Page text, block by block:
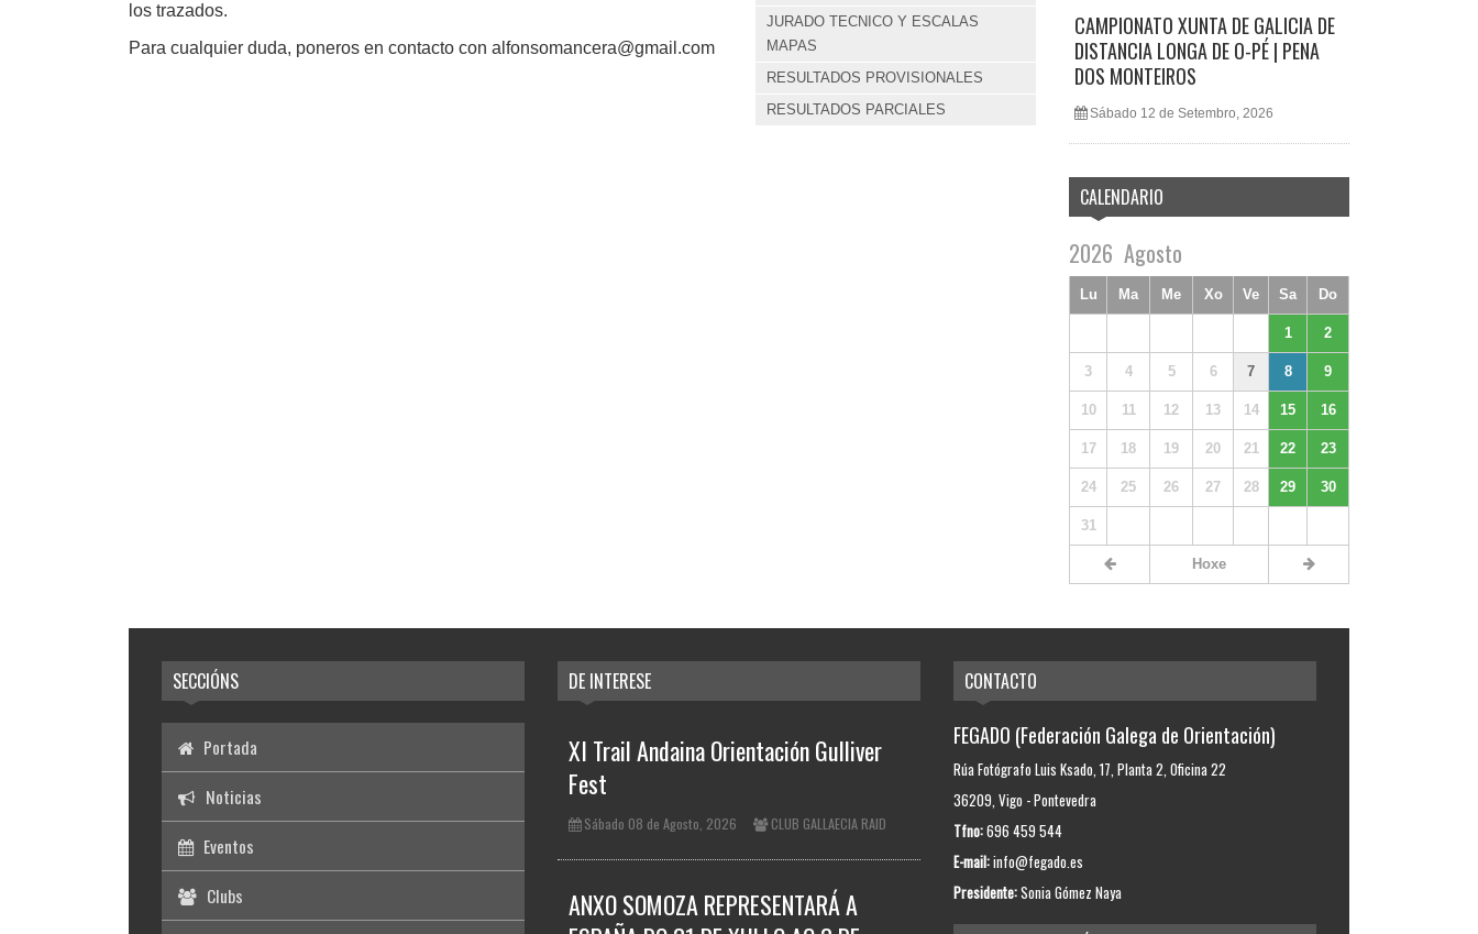
los trazados.
Para cualquier duda, poneros en contacto con alfonsomancera@gmail.com
JURADO TECNICO Y ESCALAS
MAPAS
RESULTADOS PROVISIONALES
RESULTADOS PARCIALES
CAMPIONATO XUNTA DE GALICIA DE
DISTANCIA LONGA DE O-PÉ | PENA
DOS MONTEIROS
Sábado 12 de Setembro, 2026
CALENDARIO
2026 Agosto
Lu Ma Me Xo Ve Sa Do
1 2
3 4 5 6 7 8 9
10 11 12 13 14 15 16
17 18 19 20 21 22 23
24 25 26 27 28 29 30
31
Hoxe
SECCIÓNS
Portada
Noticias
Eventos
Clubs
DE INTERESE
XI Trail Andaina Orientación Gulliver
Fest
Sábado 08 de Agosto, 2026 CLUB GALLAECIA RAID
ANXO SOMOZA REPRESENTARÁ A
CONTACTO
FEGADO (Federación Galega de Orientación)
Rúa Fotógrafo Luis Ksado, 17, Planta 2, Oficina 22
36209, Vigo - Pontevedra
Tfno:696 459 544
E-mail:info@fegado.es
Presidente:Sonia Gómez Naya